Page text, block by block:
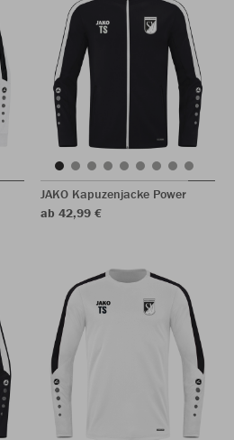
JAKO Kapuzenjacke Power
ab 42,99 €